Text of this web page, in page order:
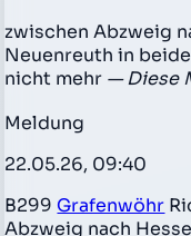
zwischen Abzweig
Neuenreuth in
nicht mehr — Diese
Meldung
22.05.26, 09:40
B299 Grafenwöhr
Abzweig nach